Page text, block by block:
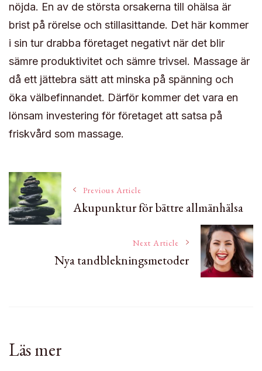
nöjda. En av de största orsakerna till ohälsa är
brist på rörelse och stillasittande. Det här kommer
i sin tur drabba företaget negativt när det blir
sämre produktivitet och sämre trivsel. Massage är
då ett jättebra sätt att minska på spänning och
öka välbefinnandet. Därför kommer det vara en
lönsam investering för företaget att satsa på
friskvård som massage.
Post
Navigation
Previous Article
Akupunktur för bättre allmänhälsa
Next Article
Nya tandblekningsmetoder
Läs mer